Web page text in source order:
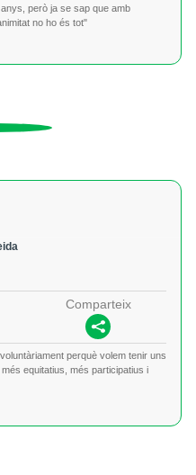
però ja se sap que amb
no ho és tot"
Comparteix
perquè volem tenir uns
equitatius, més participatius i